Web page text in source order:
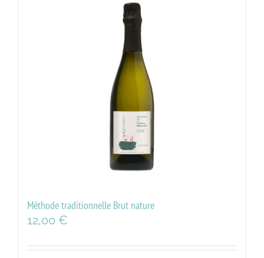
Méthode traditionnelle Brut nature
12,00 €